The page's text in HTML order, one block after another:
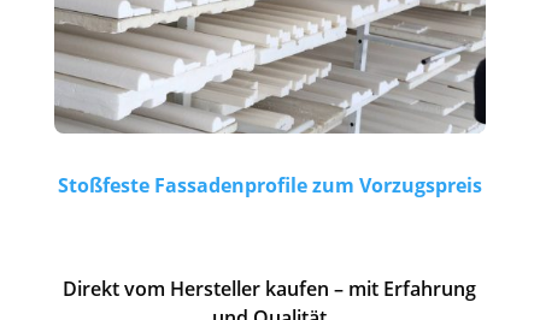
Stoßfeste Fassadenprofile zum Vorzugspreis
Direkt vom Hersteller kaufen – mit Erfahrung